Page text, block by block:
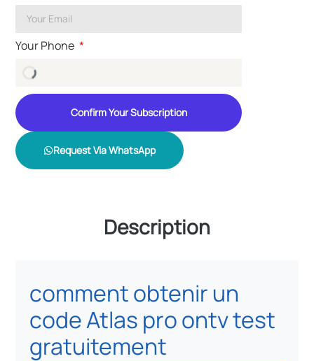
Your Phone
Confirm Your Subscription
Request Via WhatsApp
Description
comment obtenir un
code Atlas pro ontv test
gratuitement